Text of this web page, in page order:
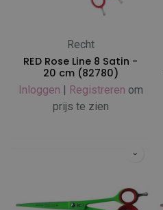
Recht
RED Rose Line 8 Satin -
20 cm (82780)
Inloggen | Registreren om
prijs te zien